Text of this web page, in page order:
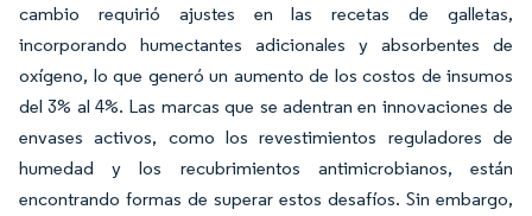
cambio requirió ajustes en las recetas de galletas,
incorporando humectantes adicionales y absorbentes de
oxígeno, lo que generó un aumento de los costos de insumos
del 3% al 4%. Las marcas que se adentran en innovaciones de
envases activos, como los revestimientos reguladores de
humedad y los recubrimientos antimicrobianos, están
encontrando formas de superar estos desafíos. Sin embargo,